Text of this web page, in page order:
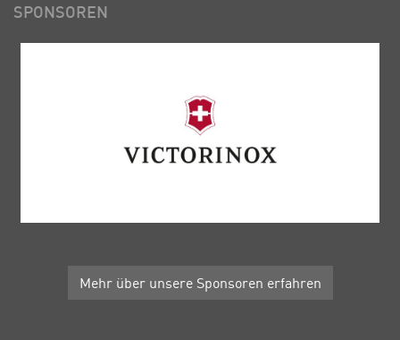
SPONSOREN
Mehr über unsere Sponsoren erfahren